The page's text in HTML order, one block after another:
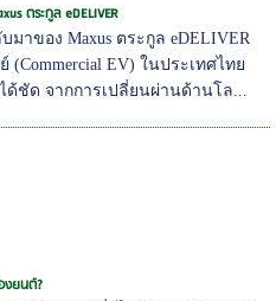
ตระกูล eDELIVER
มาของ Maxus ตระกูล eDELIVER
EV) ในประเทศไทย
ชัด จากการเปลี่ยนผ่านด้านโล...
งยนต์?